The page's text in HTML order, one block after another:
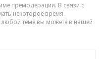
премодерации. В связи с
некоторое время.
теме вы можете в нашей